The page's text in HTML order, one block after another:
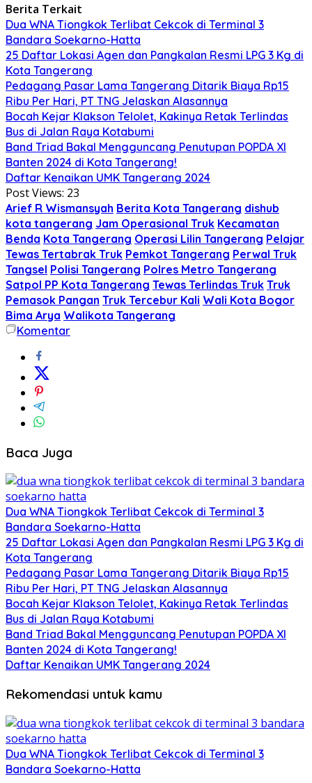
Berita Terkait
Dua WNA Tiongkok Terlibat Cekcok di Terminal 3
Bandara Soekarno-Hatta
25 Daftar Lokasi Agen dan Pangkalan Resmi LPG 3 Kg di
Kota Tangerang
Pedagang Pasar Lama Tangerang Ditarik Biaya Rp15
Ribu Per Hari, PT TNG Jelaskan Alasannya
Bocah Kejar Klakson Telolet, Kakinya Retak Terlindas
Bus di Jalan Raya Kotabumi
Band Triad Bakal Mengguncang Penutupan POPDA XI
Banten 2024 di Kota Tangerang!
Daftar Kenaikan UMK Tangerang 2024
Post Views: 23
Arief R Wismansyah Berita Kota Tangerang dishub
kota tangerang Jam Operasional Truk Kecamatan
Benda Kota Tangerang Operasi Lilin Tangerang Pelajar
Tewas Tertabrak Truk Pemkot Tangerang Perwal Truk
Tangsel Polisi Tangerang Polres Metro Tangerang
Satpol PP Kota Tangerang Tewas Terlindas Truk Truk
Pemasok Pangan Truk Tercebur Kali Wali Kota Bogor
Bima Arya Walikota Tangerang
Komentar
Baca Juga
Dua WNA Tiongkok Terlibat Cekcok di Terminal 3
Bandara Soekarno-Hatta
25 Daftar Lokasi Agen dan Pangkalan Resmi LPG 3 Kg di
Kota Tangerang
Pedagang Pasar Lama Tangerang Ditarik Biaya Rp15
Ribu Per Hari, PT TNG Jelaskan Alasannya
Bocah Kejar Klakson Telolet, Kakinya Retak Terlindas
Bus di Jalan Raya Kotabumi
Band Triad Bakal Mengguncang Penutupan POPDA XI
Banten 2024 di Kota Tangerang!
Daftar Kenaikan UMK Tangerang 2024
Rekomendasi untuk kamu
Dua WNA Tiongkok Terlibat Cekcok di Terminal 3
Bandara Soekarno-Hatta